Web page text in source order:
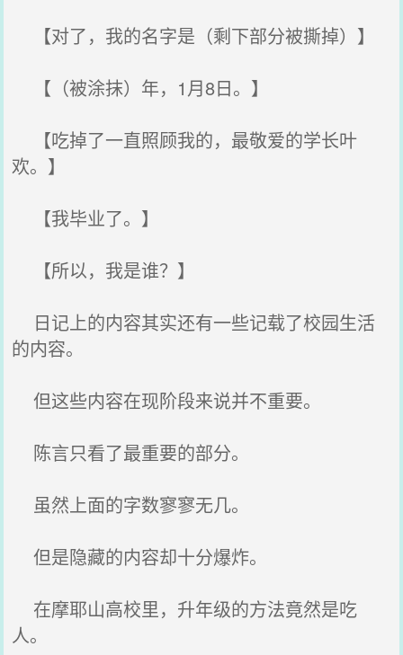
【对了，我的名字是（剩下部分被撕掉）】
【（被涂抹）年，1月8日。】
【吃掉了一直照顾我的，最敬爱的学长叶
欢。】
【我毕业了。】
【所以，我是谁？】
日记上的内容其实还有一些记载了校园生活
的内容。
但这些内容在现阶段来说并不重要。
陈言只看了最重要的部分。
虽然上面的字数寥寥无几。
但是隐藏的内容却十分爆炸。
在摩耶山高校里，升年级的方法竟然是吃
人。